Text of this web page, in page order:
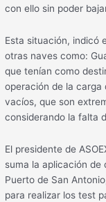
con ello sin poder
Esta situación, indicó
otras naves como:
que tenían como
operación de la
vacíos, que son
considerando la falta
El presidente de
suma la aplicación de
Puerto de San
para realizar los test